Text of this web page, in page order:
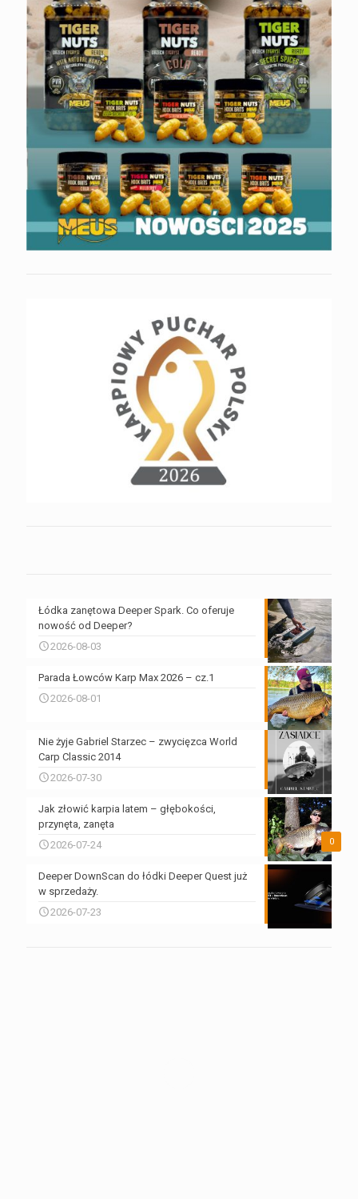
Łódka zanętowa Deeper Spark. Co oferuje
nowość od Deeper?
2026-08-03
Parada Łowców Karp Max 2026 – cz.1
2026-08-01
Nie żyje Gabriel Starzec – zwycięzca World
Carp Classic 2014
2026-07-30
0
Jak złowić karpia latem – głębokości,
przynęta, zanęta
2026-07-24
Deeper DownScan do łódki Deeper Quest już
w sprzedaży.
2026-07-23